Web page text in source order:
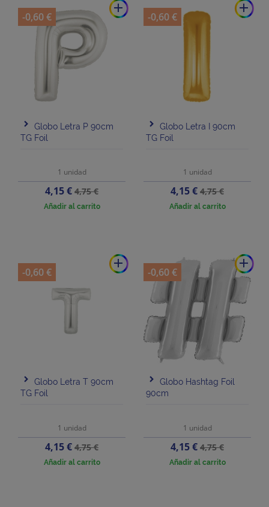
add
Globo Letra P 90cm
TG Foil
1 unidad
Precio
4,15 €Precio
base
4,75 €
Añadir al carrito
-0,60 €
add
Globo Letra I 90cm
TG Foil
1 unidad
Precio
4,15 €Precio
base
4,75 €
Añadir al carrito
-0,60 €
add
Globo Letra T 90cm
TG Foil
1 unidad
Precio
4,15 €Precio
base
4,75 €
Añadir al carrito
-0,60 €
add
Globo Hashtag Foil
90cm
1 unidad
Precio
4,15 €Precio
base
4,75 €
Añadir al carrito
-0,60 €